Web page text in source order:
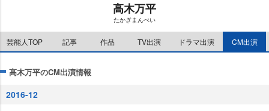
高木万平
たかぎまんぺい
芸能人TOP 記事 作品 TV出演 ドラマ出演 CM出演
高木万平のCM出演情報
2016-12